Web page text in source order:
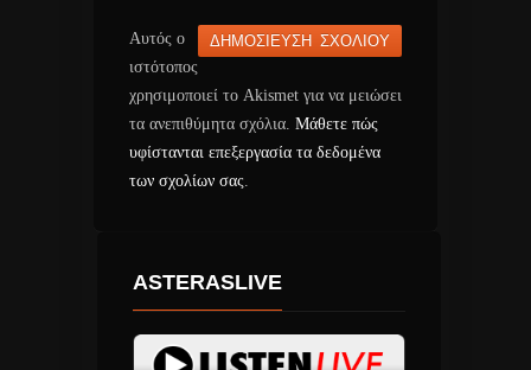
Αυτός ο
ιστότοπος
χρησιμοποιεί το Akismet για να μειώσει
τα ανεπιθύμητα σχόλια. Μάθετε πώς
υφίστανται επεξεργασία τα δεδομένα
των σχολίων σας
ASTERASLIVE